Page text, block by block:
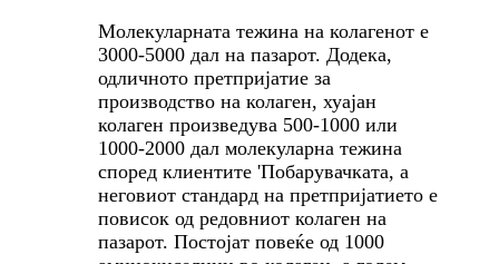
Молекуларната тежина на колагенот е
3000-5000 дал на пазарот. Додека,
одличното претпријатие за
производство на колаген, хуајан
колаген произведува 500-1000 или
1000-2000 дал молекуларна тежина
според клиентите 'Побарувачката, а
неговиот стандард на претпријатието е
повисок од редовниот колаген на
пазарот. Постојат повеќе од 1000